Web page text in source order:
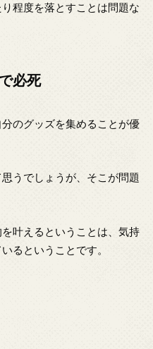
程度を落とすことは問題な
必死
のグッズを集めることが優
うでしょうが、そこが問題
叶えるということは、気持
るということです。